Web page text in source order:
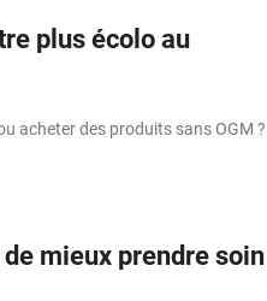
plus écolo au
acheter des produits sans OGM ?
mieux prendre soin